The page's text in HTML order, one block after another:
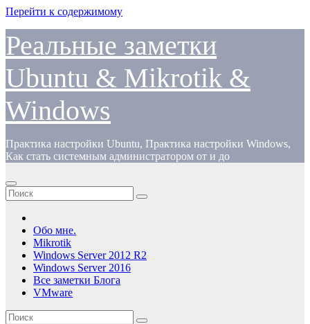
Перейти к содержимому
Реальные заметки
Ubuntu & Mikrotik &
Windows
Практика настройки Ubuntu, Практика настройки Windows,
Как стать системным администратором от и до
Обо мне.
Mikrotik
Windows Server 2012 R2
Windows Server 2016
Все заметки Блога
VMware